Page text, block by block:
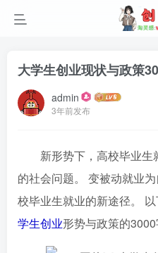
大学生创业现状与政策
admin
3年前发布
新形势下，高校毕业
的社会问题。 变被动就业
校毕业生就业的新途径。
学生创业形势与政策的